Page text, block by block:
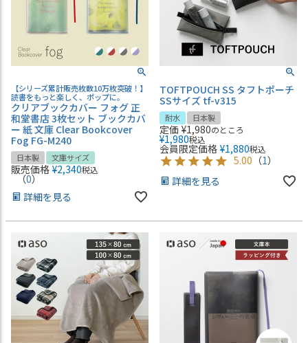
【シリーズ累計販売枚数10万枚突破！】
読書をもっと楽しく、ポップに。
クリアブックカバー フォグ 正
和堂書店 3枚セット ブックカバ
ー 紙 文庫 Clear Bookcover
Fog FG-M240
日本製 文庫サイズ
販売価格 ¥2,340税込
（0）
詳細を見る
TOFTPOUCH SS タフトポーチ
SSサイズ tf-v315
耐水 日本製
定価 ¥1,980のところ
¥1,980税込
会員限定価格 ¥1,880税込
5.00 （1）
詳細を見る